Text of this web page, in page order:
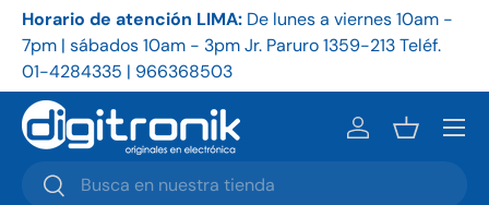
Ir al contenido
Horario de atención LIMA: De lunes a viernes 10am -
7pm | sábados 10am - 3pm Jr. Paruro 1359-213 Teléf.
01-4284335 | 966368503
Buscar
Buscar
Iniciar sesión
Cesta
Menú